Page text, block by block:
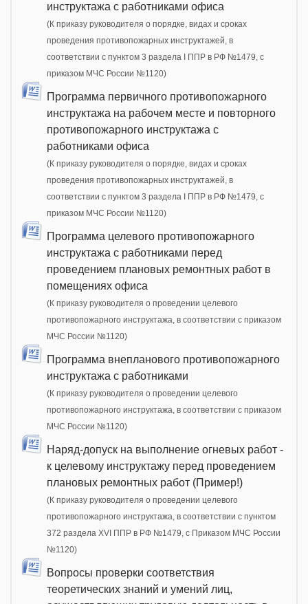
инструктажа с работниками офиса
(К приказу руководителя о порядке, видах и сроках
проведения противопожарных инструктажей, в
соответствии с пунктом 3 раздела I ППР в РФ №1479, с
приказом МЧС России №1120)
Программа первичного противопожарного
инструктажа на рабочем месте и повторного
противопожарного инструктажа с
работниками офиса
(К приказу руководителя о порядке, видах и сроках
проведения противопожарных инструктажей, в
соответствии с пунктом 3 раздела I ППР в РФ №1479, с
приказом МЧС России №1120)
Программа целевого противопожарного
инструктажа с работниками перед
проведением плановых ремонтных работ в
помещениях офиса
(К приказу руководителя о проведении целевого
противопожарного инструктажа, в соответствии с приказом
МЧС России №1120)
Программа внепланового противопожарного
инструктажа с работниками
(К приказу руководителя о проведении целевого
противопожарного инструктажа, в соответствии с приказом
МЧС России №1120)
Наряд-допуск на выполнение огневых работ -
к целевому инструктажу перед проведением
плановых ремонтных работ (Пример!)
(К приказу руководителя о проведении целевого
противопожарного инструктажа, в соответствии с пунктом
372 раздела XVI ППР в РФ №1479, c Приказом МЧС России
№1120)
Вопросы проверки соответствия
теоретических знаний и умений лиц,